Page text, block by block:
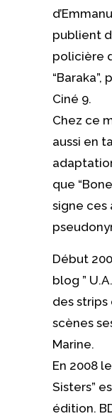
publient
policière
Ciné 9.
Chez ce
aussi en
que
signe ces
Début
blog ”
des
scènes
Marine.
En 2008
Sisters”
édition.